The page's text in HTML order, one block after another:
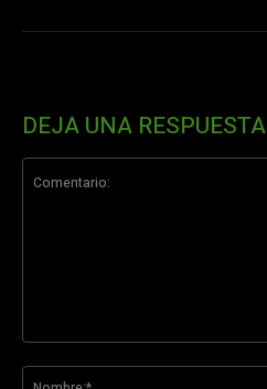
DEJA UNA RESPUESTA